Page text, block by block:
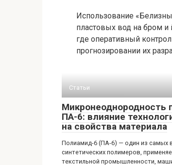
Использование
пластовых вод на бром
где оперативный
прогнозировании их
Статьи
Микронеоднородность
ПА-6: влияние
на свойства материала
Полиамид-6 (ПА-6) — один из самых
синтетических полимеров,
текстильной промышленности,